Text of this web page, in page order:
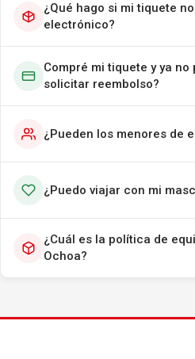
¿Qué hago si mi tiquete
electrónico?
Compré mi tiquete y ya no
solicitar reembolso?
¿Pueden los menores de
¿Puedo viajar con mi
¿Cuál es la política de
Ochoa?